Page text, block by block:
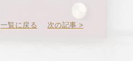
一覧に戻る 次の記事 >